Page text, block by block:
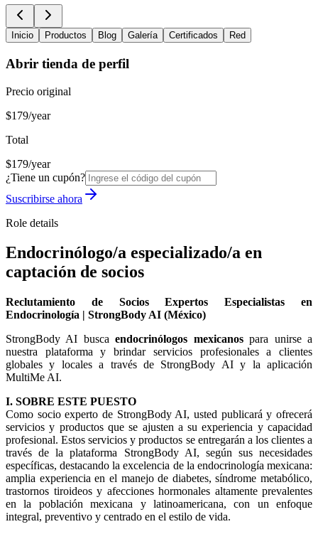
Inicio Productos Blog Galería Certificados Red
Abrir tienda de perfil
Precio original
$179/year
Total
$179/year
¿Tiene un cupón?
Suscribirse ahora
Role details
Endocrinólogo/a especializado/a en
captación de socios
Reclutamiento de Socios Expertos Especialistas en
Endocrinología | StrongBody AI (México)
StrongBody AI buscaendocrinólogos mexicanospara unirse a
nuestra plataforma y brindar servicios profesionales a clientes
globales y locales a través de StrongBody AI y la aplicación
MultiMe AI.
I. SOBRE ESTE PUESTO
Como socio experto de StrongBody AI, usted publicará y ofrecerá
servicios y productos que se ajusten a su experiencia y capacidad
profesional. Estos servicios y productos se entregarán a los clientes a
través de la plataforma StrongBody AI, según sus necesidades
específicas, destacando la excelencia de la endocrinología mexicana:
amplia experiencia en el manejo de diabetes, síndrome metabólico,
trastornos tiroideos y afecciones hormonales altamente prevalentes
en la población mexicana y latinoamericana, con un enfoque
integral, preventivo y centrado en el estilo de vida.